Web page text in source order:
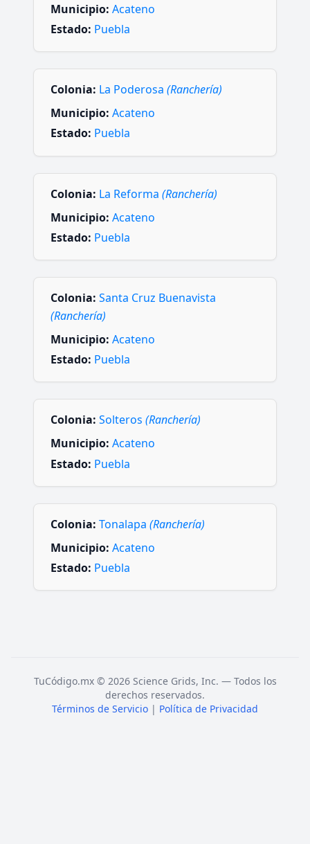
Municipio: Acateno
Estado: Puebla
Colonia: La Poderosa (Ranchería)
Municipio: Acateno
Estado: Puebla
Colonia: La Reforma (Ranchería)
Municipio: Acateno
Estado: Puebla
Colonia: Santa Cruz Buenavista
(Ranchería)
Municipio: Acateno
Estado: Puebla
Colonia: Solteros (Ranchería)
Municipio: Acateno
Estado: Puebla
Colonia: Tonalapa (Ranchería)
Municipio: Acateno
Estado: Puebla
TuCódigo.mx © 2026 Science Grids, Inc. — Todos los
derechos reservados.
Términos de Servicio | Política de Privacidad